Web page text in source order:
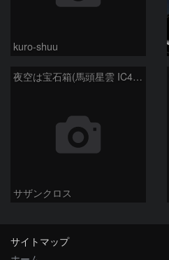
kuro-shuu
夜空は宝石箱(馬頭星雲 IC434) Seestar50
サザンクロス
サイトマップ